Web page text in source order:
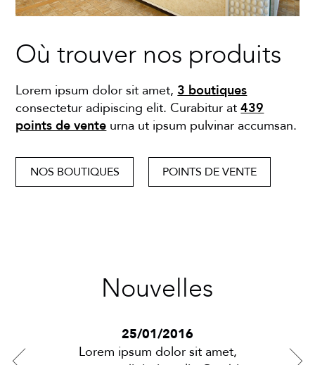
Où trouver nos produits
Lorem ipsum dolor sit amet,3 boutiques
consectetur adipiscing elit. Curabitur at439
points de venteurna ut ipsum pulvinar accumsan.
NOS BOUTIQUES POINTS DE VENTE
Nouvelles
25/01/2016
Lorem ipsum dolor sit amet,